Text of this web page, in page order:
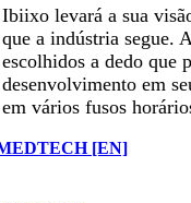
Ibiixo levará a sua
que a indústria segue.
escolhidos a dedo que
desenvolvimento em
em vários fusos
[EN]